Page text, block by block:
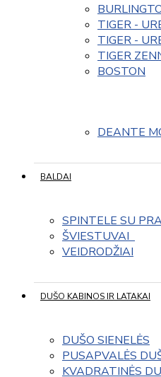
TIGER -
TIGER -
TIGER
BOSTON
DEANTE
BALDAI
SPINTELE SU
ŠVIESTUVAI
VEIDRODŽIAI
DUŠO KABINOS IR LATAKAI
DUŠO SIENELĖS
PUSAPVALĖS
KVADRATINĖS